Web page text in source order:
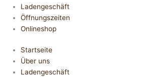
Ladengeschäft
Öffnungszeiten
Onlineshop
Startseite
Über uns
Ladengeschäft